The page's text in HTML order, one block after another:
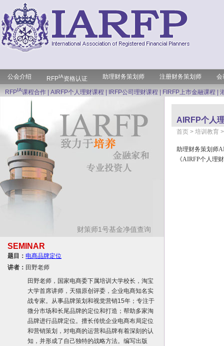
公会介绍 RFPIA资格认证 助理财务策划师 注册财务策划师 会
RFPIA课程合作 AIRFP个人理财课程 IRFP公司理财课程 FIRFP上市金融课程
AIRFP个人
首页 > 培训教育
助理财务策划师
《AIRFP个人理
财策师1号基金净值查询
SEMINAR
题目： 电商品牌定位
讲者： 田野老师
田野老师，国家电商委下属培训大学校长，淘宝
大学首席讲师，天猫原创评委，企业电商知名实
战专家。从事品牌策划和视觉营销15年；专注于
微分市场和长尾品牌的定位和打造；帮助多家淘
品牌进行品牌定位。擅长传统企业电商布局定位
和营销策划，对电商的运营和品牌有着深刻的认
知，并形成了自己独特的战略方法。编写出版